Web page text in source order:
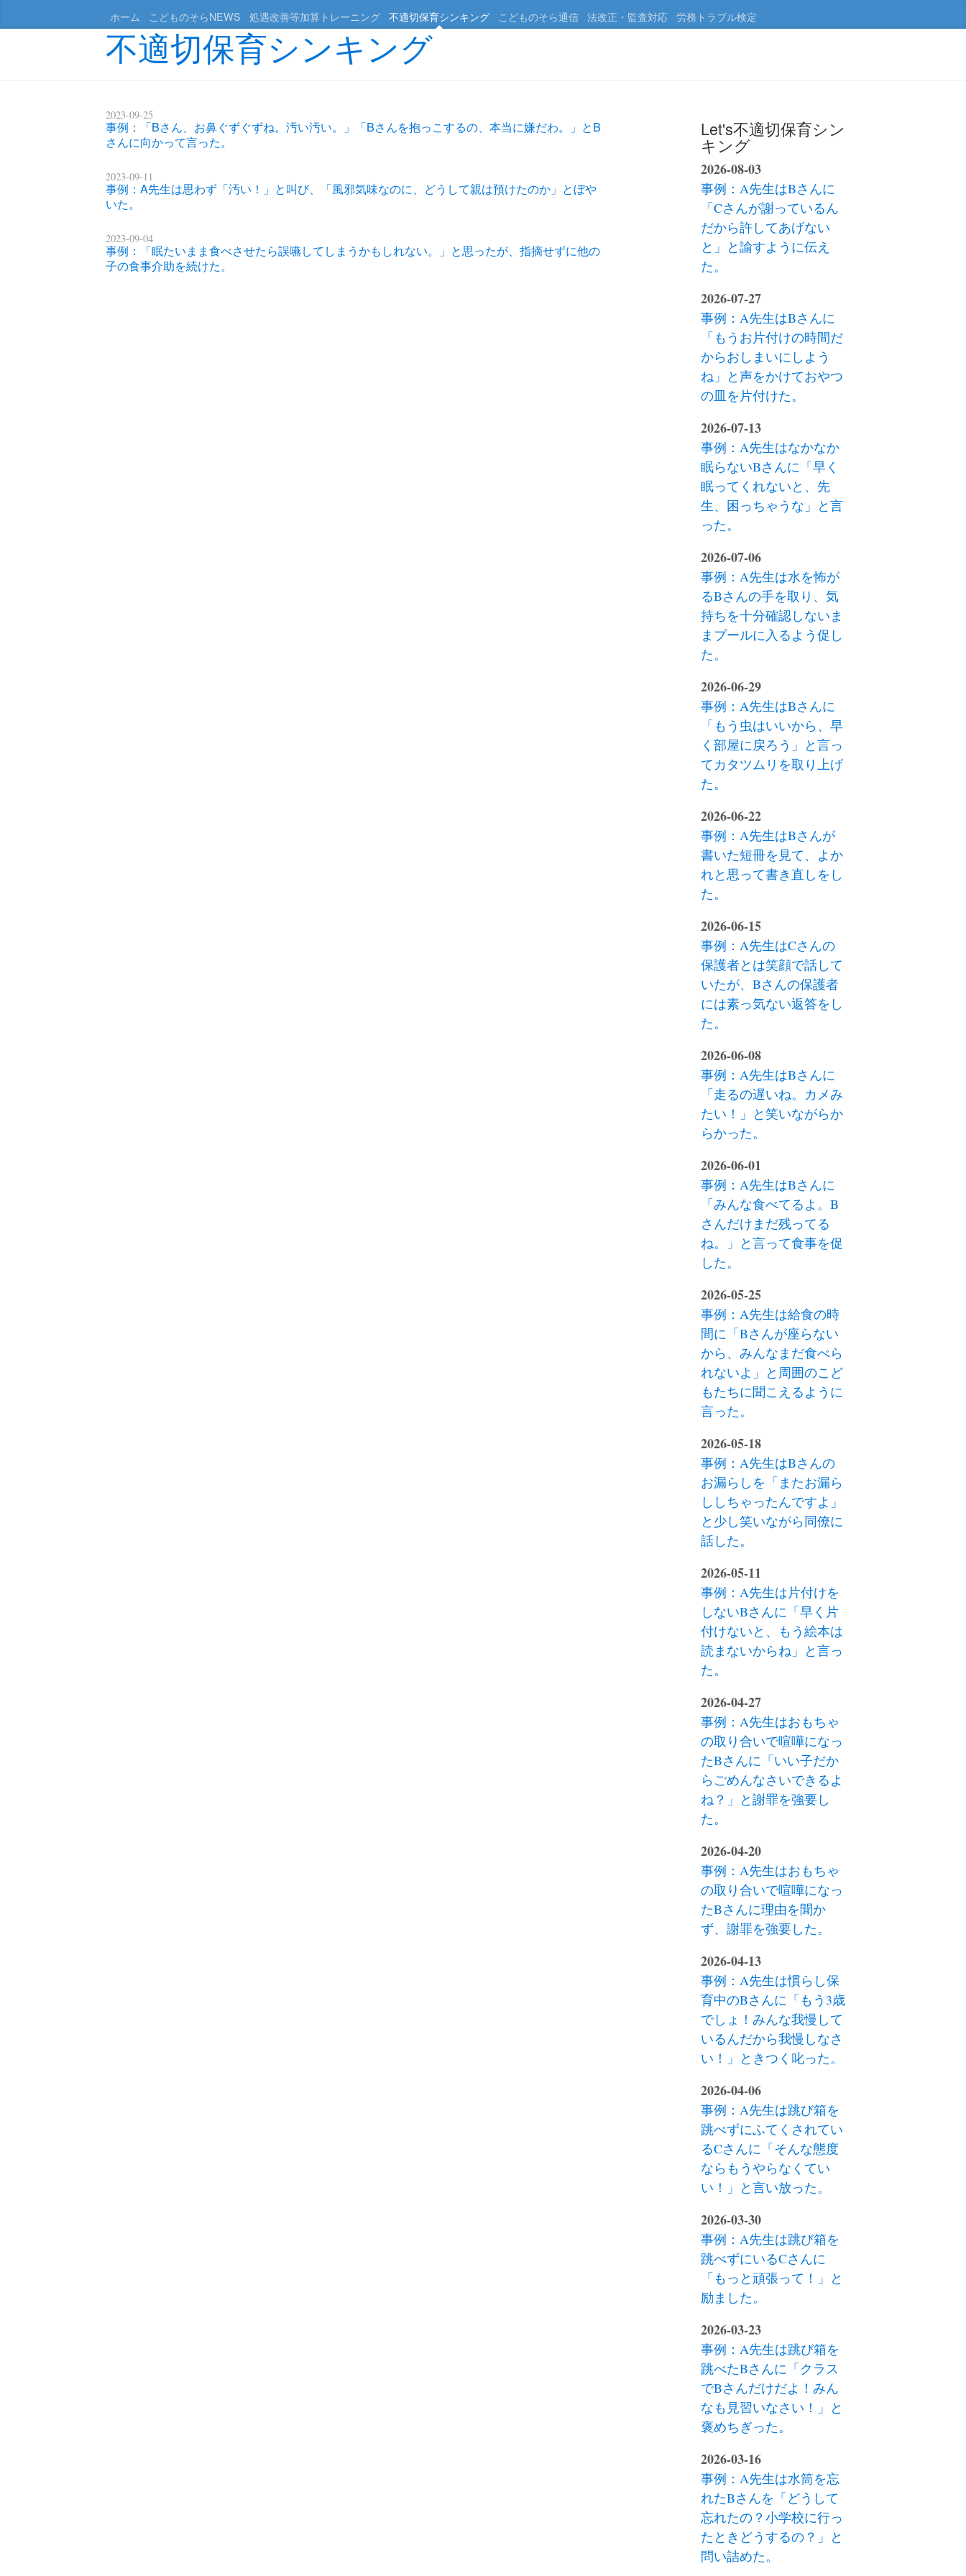
ホーム こどものそらNEWS 処遇改善等加算トレーニング 不適切保育シンキング こどものそら通信 法改正・監査対応 労務トラブル検定
不適切保育シンキング
2023-09-25
事例：「Bさん、お鼻ぐずぐずね。汚い汚い。」「Bさんを抱っこするの、本当に嫌だわ。」とB
さんに向かって言った。
2023-09-11
事例：A先生は思わず「汚い！」と叫び、「風邪気味なのに、どうして親は預けたのか」とぼや
いた。
2023-09-04
事例：「眠たいまま食べさせたら誤嚥してしまうかもしれない。」と思ったが、指摘せずに他の
子の食事介助を続けた。
Let's不適切保育シン
キング
2026-08-03
事例：A先生はBさんに
「Cさんが謝っているん
だから許してあげない
と」と諭すように伝え
た。
2026-07-27
事例：A先生はBさんに
「もうお片付けの時間だ
からおしまいにしよう
ね」と声をかけておやつ
の皿を片付けた。
2026-07-13
事例：A先生はなかなか
眠らないBさんに「早く
眠ってくれないと、先
生、困っちゃうな」と言
った。
2026-07-06
事例：A先生は水を怖が
るBさんの手を取り、気
持ちを十分確認しないま
まプールに入るよう促し
た。
2026-06-29
事例：A先生はBさんに
「もう虫はいいから、早
く部屋に戻ろう」と言っ
てカタツムリを取り上げ
た。
2026-06-22
事例：A先生はBさんが
書いた短冊を見て、よか
れと思って書き直しをし
た。
2026-06-15
事例：A先生はCさんの
保護者とは笑顔で話して
いたが、Bさんの保護者
には素っ気ない返答をし
た。
2026-06-08
事例：A先生はBさんに
「走るの遅いね。カメみ
たい！」と笑いながらか
らかった。
2026-06-01
事例：A先生はBさんに
「みんな食べてるよ。B
さんだけまだ残ってる
ね。」と言って食事を促
した。
2026-05-25
事例：A先生は給食の時
間に「Bさんが座らない
から、みんなまだ食べら
れないよ」と周囲のこど
もたちに聞こえるように
言った。
2026-05-18
事例：A先生はBさんの
お漏らしを「またお漏ら
ししちゃったんですよ」
と少し笑いながら同僚に
話した。
2026-05-11
事例：A先生は片付けを
しないBさんに「早く片
付けないと、もう絵本は
読まないからね」と言っ
た。
2026-04-27
事例：A先生はおもちゃ
の取り合いで喧嘩になっ
たBさんに「いい子だか
らごめんなさいできるよ
ね？」と謝罪を強要し
た。
2026-04-20
事例：A先生はおもちゃ
の取り合いで喧嘩になっ
たBさんに理由を聞か
ず、謝罪を強要した。
2026-04-13
事例：A先生は慣らし保
育中のBさんに「もう3歳
でしょ！みんな我慢して
いるんだから我慢しなさ
い！」ときつく叱った。
2026-04-06
事例：A先生は跳び箱を
跳べずにふてくされてい
るCさんに「そんな態度
ならもうやらなくてい
い！」と言い放った。
2026-03-30
事例：A先生は跳び箱を
跳べずにいるCさんに
「もっと頑張って！」と
励ました。
2026-03-23
事例：A先生は跳び箱を
跳べたBさんに「クラス
でBさんだけだよ！みん
なも見習いなさい！」と
褒めちぎった。
2026-03-16
事例：A先生は水筒を忘
れたBさんを「どうして
忘れたの？小学校に行っ
たときどうするの？」と
問い詰めた。